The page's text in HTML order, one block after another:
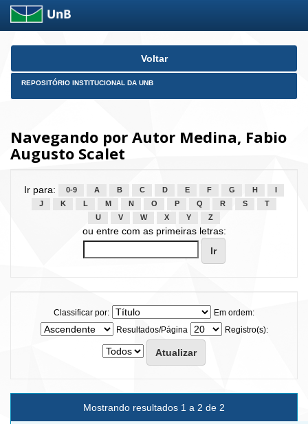
Skip
Voltar
REPOSITÓRIO INSTITUCIONAL DA UNB
Navegando por Autor Medina, Fabio
Augusto Scalet
Ir para: 0-9 A B C D E F G H
J
K L M N O P Q R S
T
U
V W X Y Z
ou entre com as primeiras letras:
Classificar por:
Em ordem:
Resultados/Página
Registro(s):
Mostrando resultados 1 a 2 de 2